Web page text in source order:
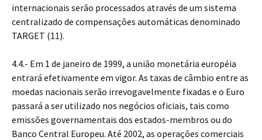
internacionais serão processados através de um sistema
centralizado de compensações automáticas denominado
TARGET (11).
4.4.- Em 1 de janeiro de 1999, a união monetária européia
entrará efetivamente em vigor. As taxas de câmbio entre as
moedas nacionais serão irrevogavelmente fixadas e o Euro
passará a ser utilizado nos negócios oficiais, tais como
emissões governamentais dos estados-membros ou do
Banco Central Europeu. Até 2002, as operações comerciais